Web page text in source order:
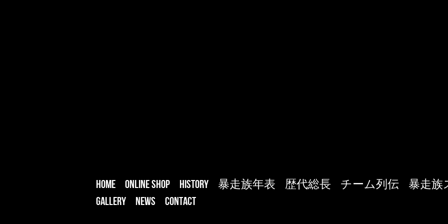
HOME ONLINE SHOP HISTORY 暴走族年表 歴代総長 チーム列伝
暴走族
Gallery
NEWS CONTACT